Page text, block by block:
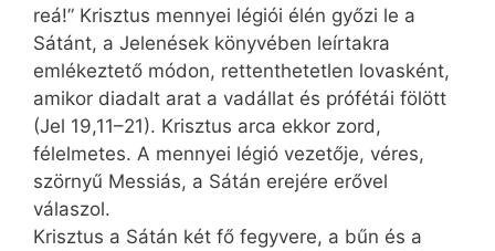
reá!” Krisztus mennyei légiói élén győzi le a
Sátánt, a Jelenések könyvében leírtakra
emlékeztető módon, rettenthetetlen lovasként,
amikor diadalt arat a vadállat és prófétái fölött
(Jel 19,11–21). Krisztus arca ekkor zord,
félelmetes. A mennyei légió vezetője, véres,
szörnyű Messiás, a Sátán erejére erővel
válaszol.
Krisztus a Sátán két fő fegyvere, a bűn és a